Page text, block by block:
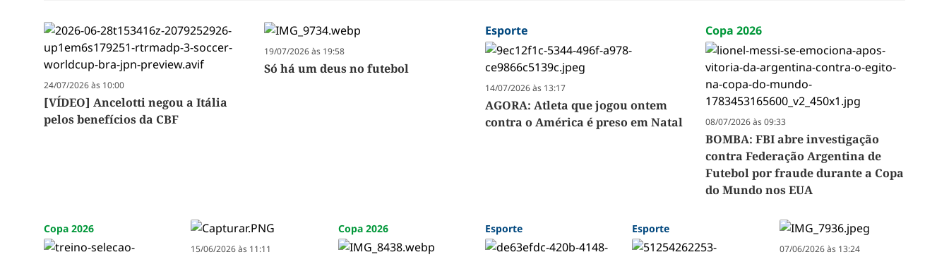
24/07/2026 às 10:00
[VÍDEO] Ancelotti negou a Itália
pelos benefícios da CBF
19/07/2026 às 19:58
Só há um deus no futebol
Esporte
14/07/2026 às 13:17
AGORA: Atleta que jogou ontem
contra o América é preso em Natal
Copa 2026
08/07/2026 às 09:33
BOMBA: FBI abre investigação
contra Federação Argentina de
Futebol por fraude durante a Copa
do Mundo nos EUA
Copa 2026
15/06/2026 às 11:11
Copa 2026 Esporte Esporte
07/06/2026 às 13:24